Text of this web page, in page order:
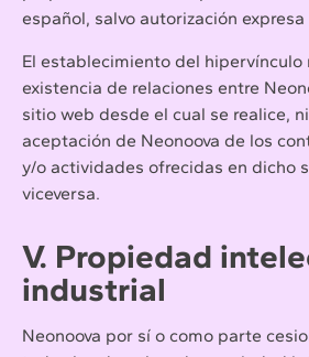
español, salvo autorización expresa
El establecimiento del hipervínculo
existencia de relaciones entre
sitio web desde el cual se realice,
aceptación de Neonoova de los
y/o actividades ofrecidas en dicho
viceversa.
V. Propiedad
industrial
Neonoova por sí o como parte